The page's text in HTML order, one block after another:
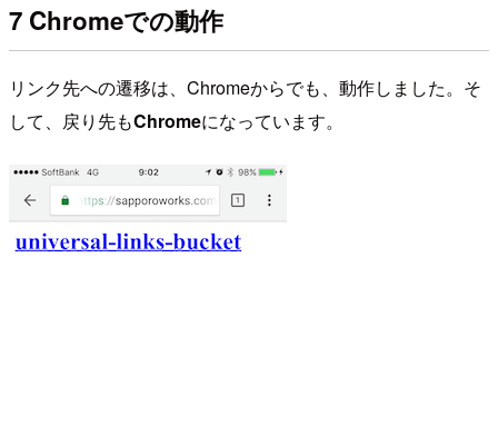
7 Chromeでの動作
リンク先への遷移は、Chromeからでも、動作しました。そ
して、戻り先もChromeになっています。